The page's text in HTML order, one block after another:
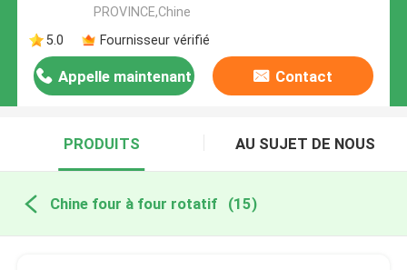
PROVINCE,Chine
5.0
Fournisseur vérifié
Appelle maintenant Contact
PRODUITS AU SUJET DE NOUS
Chine four à four rotatif (15)